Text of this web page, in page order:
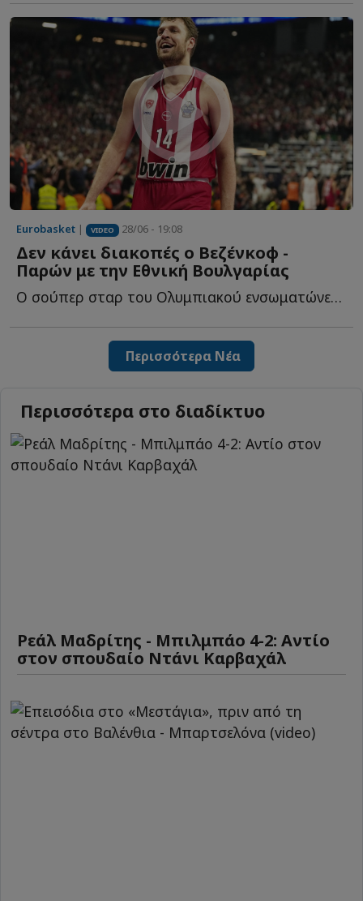
Eurobasket | VIDEO 28/06 - 19:08
Δεν κάνει διακοπές ο Βεζένκοφ -
Παρών με την Εθνική Βουλγαρίας
Ο σούπερ σταρ του Ολυμπιακού ενσωματώνεται με την Εθνική ο...
Περισσότερα Νέα
Περισσότερα στο διαδίκτυο
Ρεάλ Μαδρίτης - Μπιλμπάο 4-2: Αντίο
στον σπουδαίο Ντάνι Καρβαχάλ